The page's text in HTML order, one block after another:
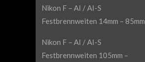
Nikon F – AI / AI-S
Festbrennweiten 14mm – 85mm
Nikon F – AI / AI-S
Festbrennweiten 105mm –